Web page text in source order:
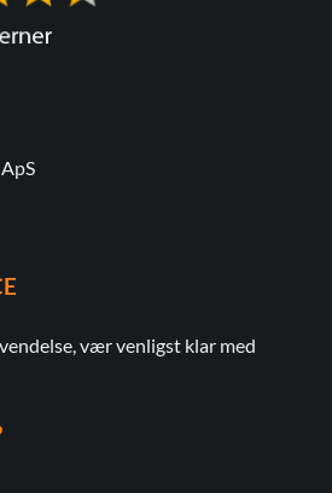
vær venligst klar med